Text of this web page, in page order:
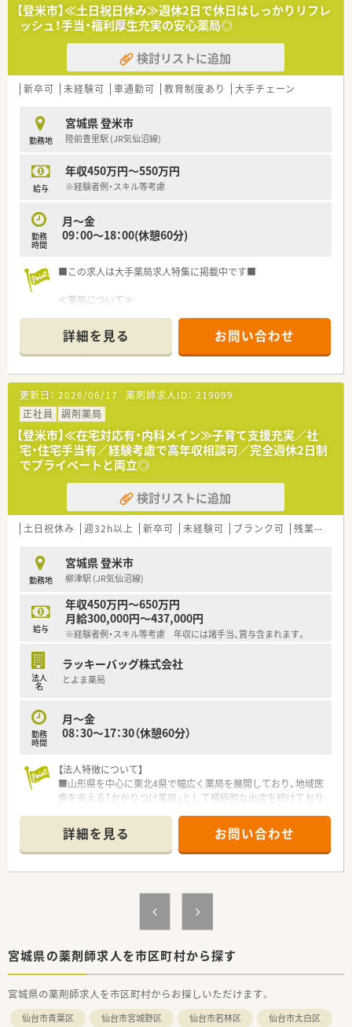
す。
■薬剤師として社会に貢献していくために、多様なキャリアパス
と教育制度が設けられています。
■プラチナくるみんマークも取得しており、子育てをサポートし
ている企業のため女性の方はもちろん、男性の育休取得者もいる
など男女ともに働きやすい社風です。
【登米市】≪土日祝日休み≫週休2日で休日はしっかりリフレ
ッシュ！手当・福利厚生充実の安心薬局◎
検討リストに追加
新卒可 未経験可 車通勤可 教育制度あり 大手チェーン
勤務地
宮城県 登米市
陸前豊里駅 (JR気仙沼線)
給与
年収450万円～550万円
※経験者例・スキル等考慮
勤務
時間
月～金
09：00～18：00(休憩60分)
■この求人は大手薬局求人特集に掲載中です■
≪薬局について≫
すさです。
『QOL』の提供をミッションと考え、調剤及び管理業務の充実や
薬剤師研修システムの高度化はもとより、薬局における患者様本
位のアメニティ空間の構築、
細やかなコミュニケーションなど、“患者様の便利と快適の向
上”を推進しているモチベーションの高い企業です。
近くは自然に囲まれており、冬には白鳥が飛来する伊豆沼もあり
ます。
詳細を見る お問い合わせ
更新日： 2026/06/17 薬剤師求人ID： 219099
正社員
調剤薬局
【登米市】≪在宅対応有・内科メイン≫子育て支援充実／社
宅・住宅手当有／経験考慮で高年収相談可／完全週休2日制
でプライベートと両立◎
検討リストに追加
土日祝休み 週32h以上 新卒可 未経験可 ブランク可 残業なし(ほぼなし含む)
勤務地
宮城県 登米市
柳津駅 (JR気仙沼線)
給与
年収450万円～650万円
月給300,000円～437,000円
※経験者例・スキル等考慮 年収には諸手当、賞与含まれます。
法人
名
ラッキーバッグ株式会社
とよま薬局
勤務
時間
月～金
08：30～17：30（休憩60分）
【法人特徴について】
■山形県を中心に東北4県で幅広く薬局を展開しており、地域医
療を支える「かかりつけ薬局」として積極的な出店を続けており
■門前薬局から敷地内薬局まで多様な店舗形態を持っており、薬
剤師として幅広い経験を積むことが可能な教育体制の整った法
人です。
■基幹店舗への無菌調剤室の設置やDXの推進など、最新の機材
り、広々とした駐車場も完備されているため自家用車での通勤に
箋枚数は平均100枚前後を安定して受け付けている活気ある店
舗です。
■常勤薬剤師3名と事務スタッフ3名が在籍しており、相互に連
詳細を見る お問い合わせ
宮城県の薬剤師求人を市区町村から探す
宮城県の薬剤師求人を市区町村からお探しいただけます。
仙台市青葉区 仙台市宮城野区 仙台市若林区
仙台市太白区